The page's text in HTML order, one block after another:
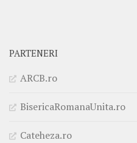
PARTENERI
ARCB.ro
BisericaRomanaUnita.ro
Cateheza.ro